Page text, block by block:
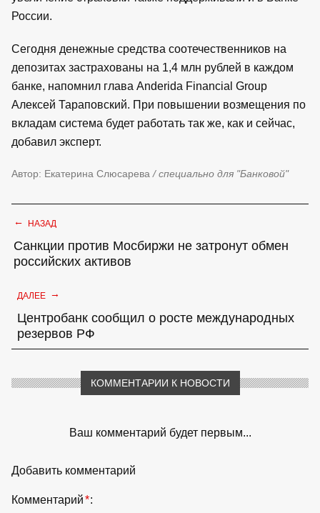
России.
Сегодня денежные средства соотечественников на
депозитах застрахованы на 1,4 млн рублей в каждом
банке, напомнил глава Anderida Financial Group
Алексей Тараповский. При повышении возмещения по
вкладам система будет работать так же, как и сейчас,
добавил эксперт.
Автор: Екатерина Слюсарева / специально для "Банковой"
← НАЗАД
Санкции против Мосбиржи не затронут обмен
российских активов
ДАЛЕЕ →
Центробанк сообщил о росте международных
резервов РФ
КОММЕНТАРИИ К НОВОСТИ
Ваш комментарий будет первым...
Добавить комментарий
Комментарий*: